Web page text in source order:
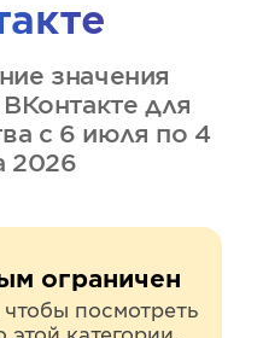
значения
ВКонтакте для
с 6 июля по 4
2026
ограничен
чтобы посмотреть